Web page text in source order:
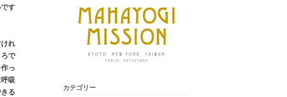
す
れ
で
っ
吸
る
カテゴリー